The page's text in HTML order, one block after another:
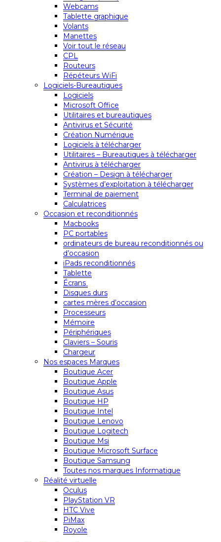
Webcams
Tablette graphique
Volants
Manettes
Voir tout le réseau
CPL
Routeurs
Répéteurs WiFi
Logiciels-Bureautiques
Logiciels
Microsoft Office
Utilitaires et bureautiques
Antivirus et Sécurité
Création Numérique
Logiciels à télécharger
Utilitaires – Bureautiques à télécharger
Antivirus à télécharger
Création – Design à télécharger
Systèmes d’exploitation à télécharger
Terminal de paiement
Calculatrices
Occasion et reconditionnés
Macbooks
PC portables
ordinateurs de bureau reconditionnés ou
d’occasion
iPads reconditionnés
Tablette
Écrans
Disques durs
cartes mères d’occasion
Processeurs
Mémoire
Périphériques
Claviers – Souris
Chargeur
Nos espaces Marques
Boutique Acer
Boutique Apple
Boutique Asus
Boutique HP
Boutique Intel
Boutique Lenovo
Boutique Logitech
Boutique Msi
Boutique Microsoft Surface
Boutique Samsung
Toutes nos marques Informatique
Réalité virtuelle
Oculus
PlayStation VR
HTC Vive
PiMax
Royole